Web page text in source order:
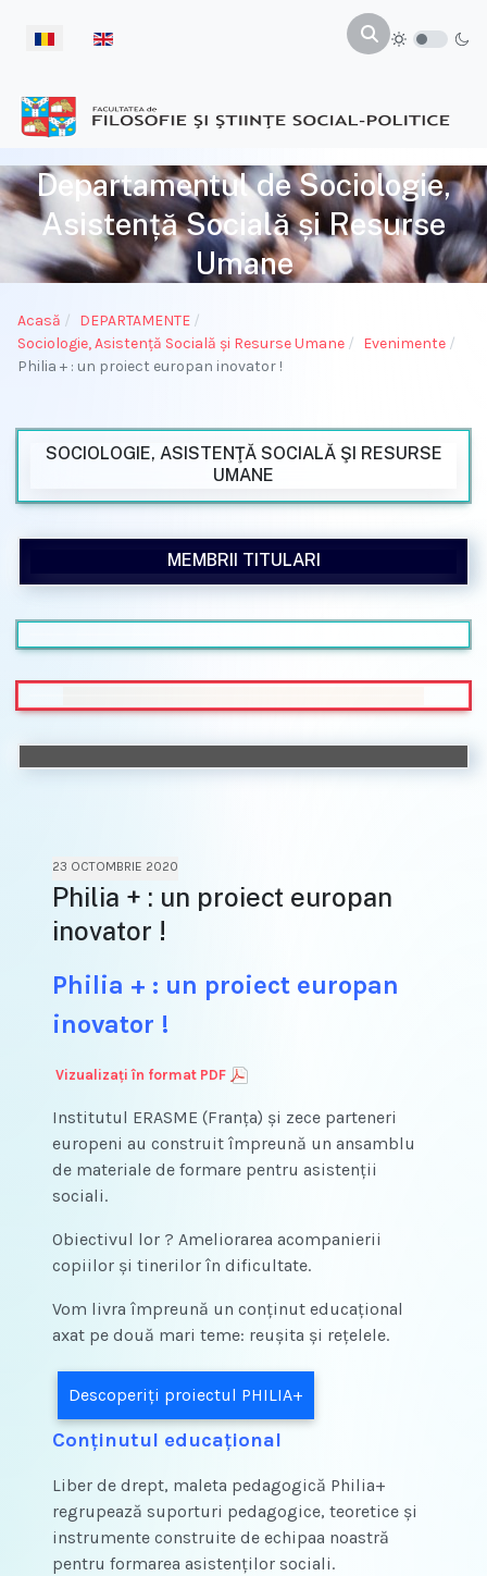
Selectați limba dvs
Departamentul de Sociologie,
Asistență Socială și Resurse
Umane
Acasă
DEPARTAMENTE
Sociologie, Asistenţă Socială și Resurse Umane
Evenimente
Philia + : un proiect europan inovator !
23 OCTOMBRIE 2020
Philia + : un proiect europan
inovator !
Philia + : un proiect europan
inovator !
Vizualizați în format PDF
Institutul ERASME (Franța) și zece parteneri
europeni au construit împreună un ansamblu
de materiale de formare pentru asistenții
sociali.
Obiectivul lor ? Ameliorarea acompanierii
copiilor și tinerilor în dificultate.
Vom livra împreună un conținut educațional
axat pe două mari teme: reușita și rețelele.
Descoperiți proiectul PHILIA+
Conținutul educațional
Liber de drept, maleta pedagogică Philia+
regrupează suporturi pedagogice, teoretice și
instrumente construite de echipaa noastră
pentru formarea asistenților sociali.
SOCIOLOGIE, ASISTENŢĂ SOCIALĂ ŞI RESURSE
UMANE
MEMBRII TITULARI